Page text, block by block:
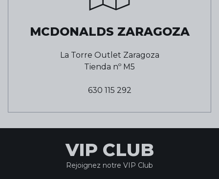
MCDONALDS ZARAGOZA
La Torre Outlet Zaragoza
Tienda nº M5
630 115 292
VIP CLUB
Rejoignez notre VIP Club